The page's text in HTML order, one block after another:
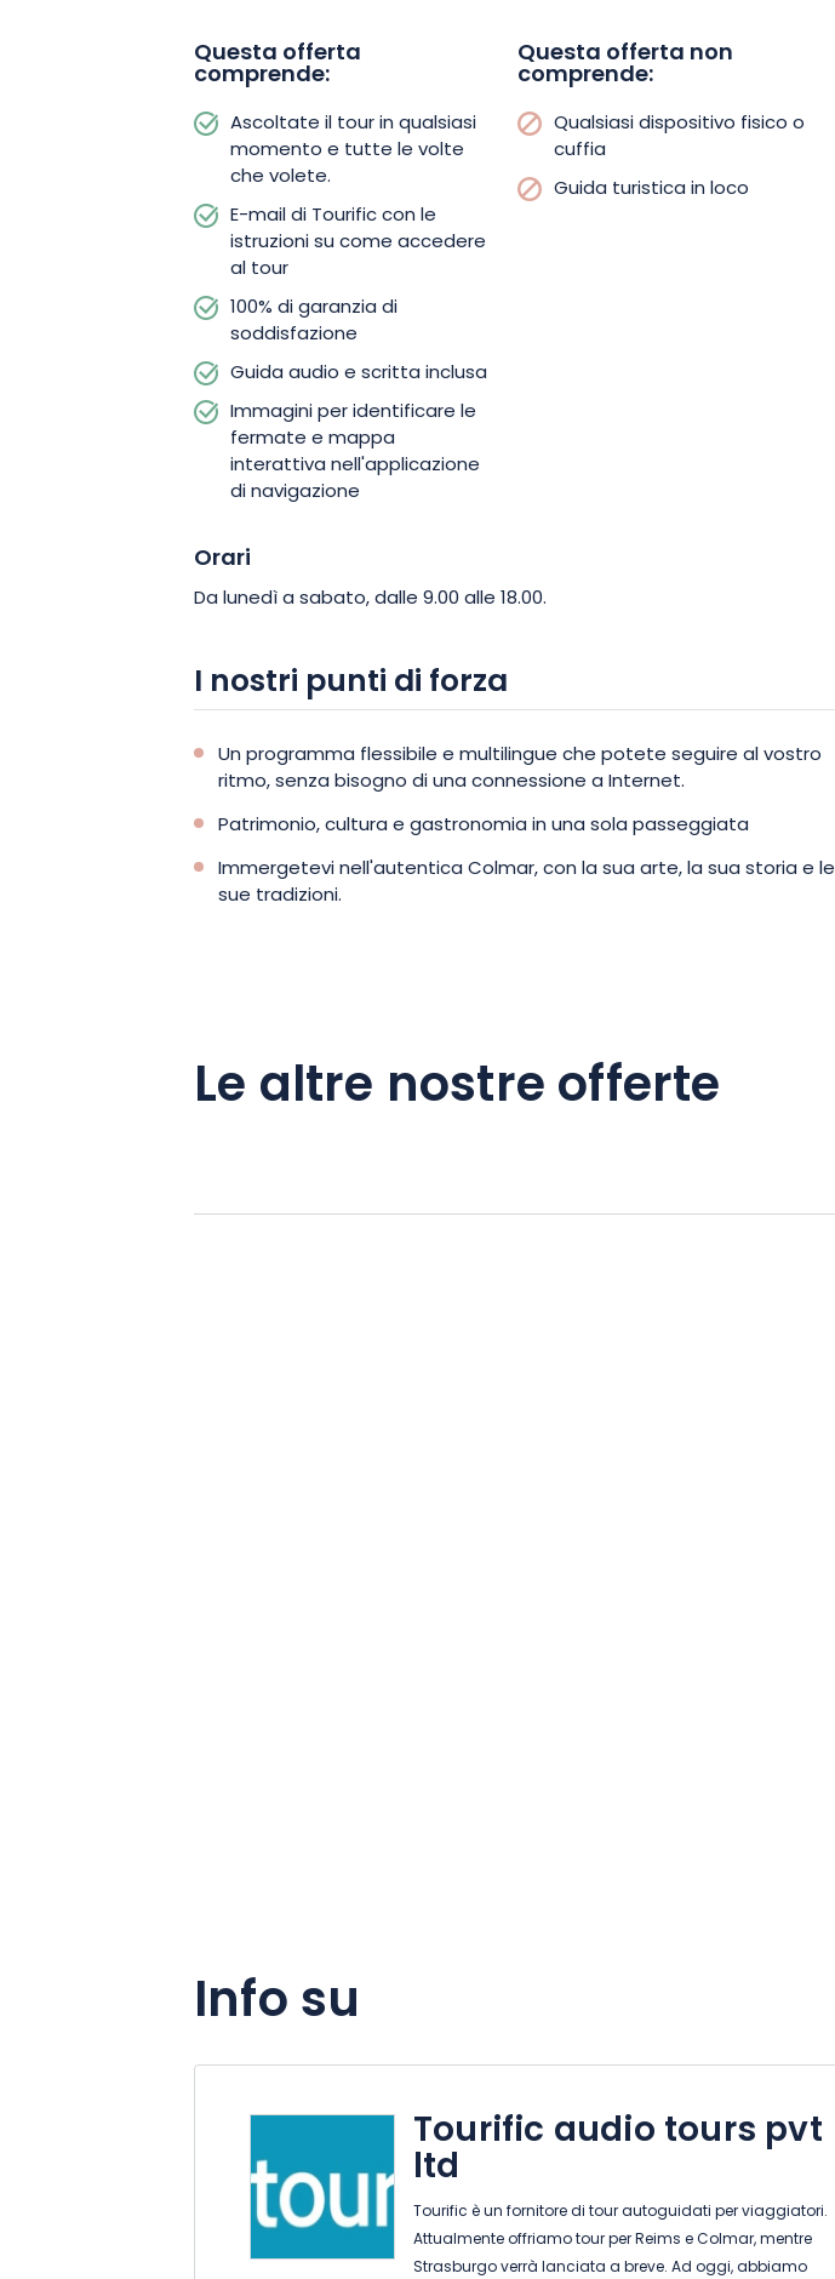
Questa offerta
comprende:
Ascoltate il tour in qualsiasi
momento e tutte le volte
che volete.
E-mail di Tourific con le
istruzioni su come accedere
al tour
100% di garanzia di
soddisfazione
Guida audio e scritta inclusa
Immagini per identificare le
fermate e mappa
interattiva nell'applicazione
di navigazione
Questa offerta non
comprende:
Qualsiasi dispositivo fisico o
cuffia
Guida turistica in loco
Orari
Da lunedì a sabato, dalle 9.00 alle 18.00.
I nostri punti di forza
Un programma flessibile e multilingue che potete seguire al vostro
ritmo, senza bisogno di una connessione a Internet.
Patrimonio, cultura e gastronomia in una sola passeggiata
Immergetevi nell'autentica Colmar, con la sua arte, la sua storia e le
sue tradizioni.
Le altre nostre offerte
Info su
Tourific audio tours pvt
ltd
Tourific è un fornitore di tour autoguidati per viaggiatori.
Attualmente offriamo tour per Reims e Colmar, mentre
Strasburgo verrà lanciata a breve. Ad oggi, abbiamo